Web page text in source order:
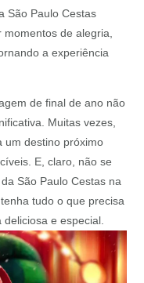
São Paulo Cestas
de alegria,
a experiência
de final de ano não
Muitas vezes,
um destino próximo
E, claro, não se
São Paulo Cestas na
tudo o que precisa
e especial.